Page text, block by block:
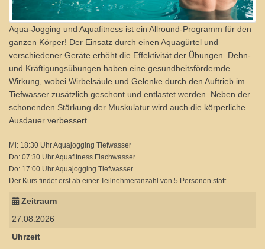
Aqua-Jogging und Aquafitness ist ein Allround-Programm für den
ganzen Körper! Der Einsatz durch einen Aquagürtel und
verschiedener Geräte erhöht die Effektivität der Übungen. Dehn-
und Kräftigungsübungen haben eine gesundheitsfördernde
Wirkung, wobei Wirbelsäule und Gelenke durch den Auftrieb im
Tiefwasser zusätzlich geschont und entlastet werden. Neben der
schonenden Stärkung der Muskulatur wird auch die körperliche
Ausdauer verbessert.
Mi: 18:30 Uhr Aquajogging Tiefwasser
Do: 07:30 Uhr Aquafitness Flachwasser
Do: 17:00 Uhr Aquajogging Tiefwasser
Der Kurs findet erst ab einer Teilnehmeranzahl von 5 Personen statt.
Zeitraum
27.08.2026
Uhrzeit